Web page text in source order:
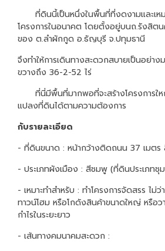
ที่ดินนี้เป็นหนึ่งในพื้นที่ที่งดงามและเหม
โครงการในอนาคต โดยตั้งอยู่บนถ.รังสิต
ของ ต.ลำผักกูด อ.ธัญบุรี จ.ปทุมธานี
จึงทำให้การเดินทางสะดวกสบายเป็นอย่า
ขวางถึง 36-2-52 ไร่
ที่นี่มีพื้นที่มากพอที่จะสร้างโครงการให
แปลงที่ดินได้ตามความต้องการ
กับรายละเอียด
- ที่ดินขนาด : หน้ากว้างติดถนน 37 เมตร
- ประเภทผังเมือง : สีชมพู (ที่ดินประเภทชุ
- เหมาะทำสำหรับ : ทำโครงการจัดสรร ไม่ว่
ทาวน์โฮม หรือโกดังสินค้าขนาดใหญ่ หรือ
กำไรในระยะยาว
- เส้นทางคมนาคมสะดวก :